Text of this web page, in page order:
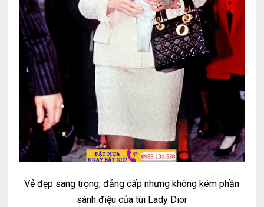
Vẻ đẹp sang trọng, đẳng cấp nhưng không kém phần
sành điệu của túi Lady Dior